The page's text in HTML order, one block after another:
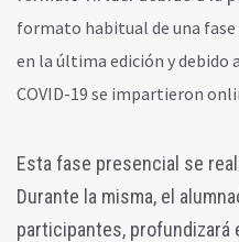
formato habitual de una
en la última edición y debido
COVID-19 se impartieron
Esta fase presencial se
Durante la misma, el
participantes,